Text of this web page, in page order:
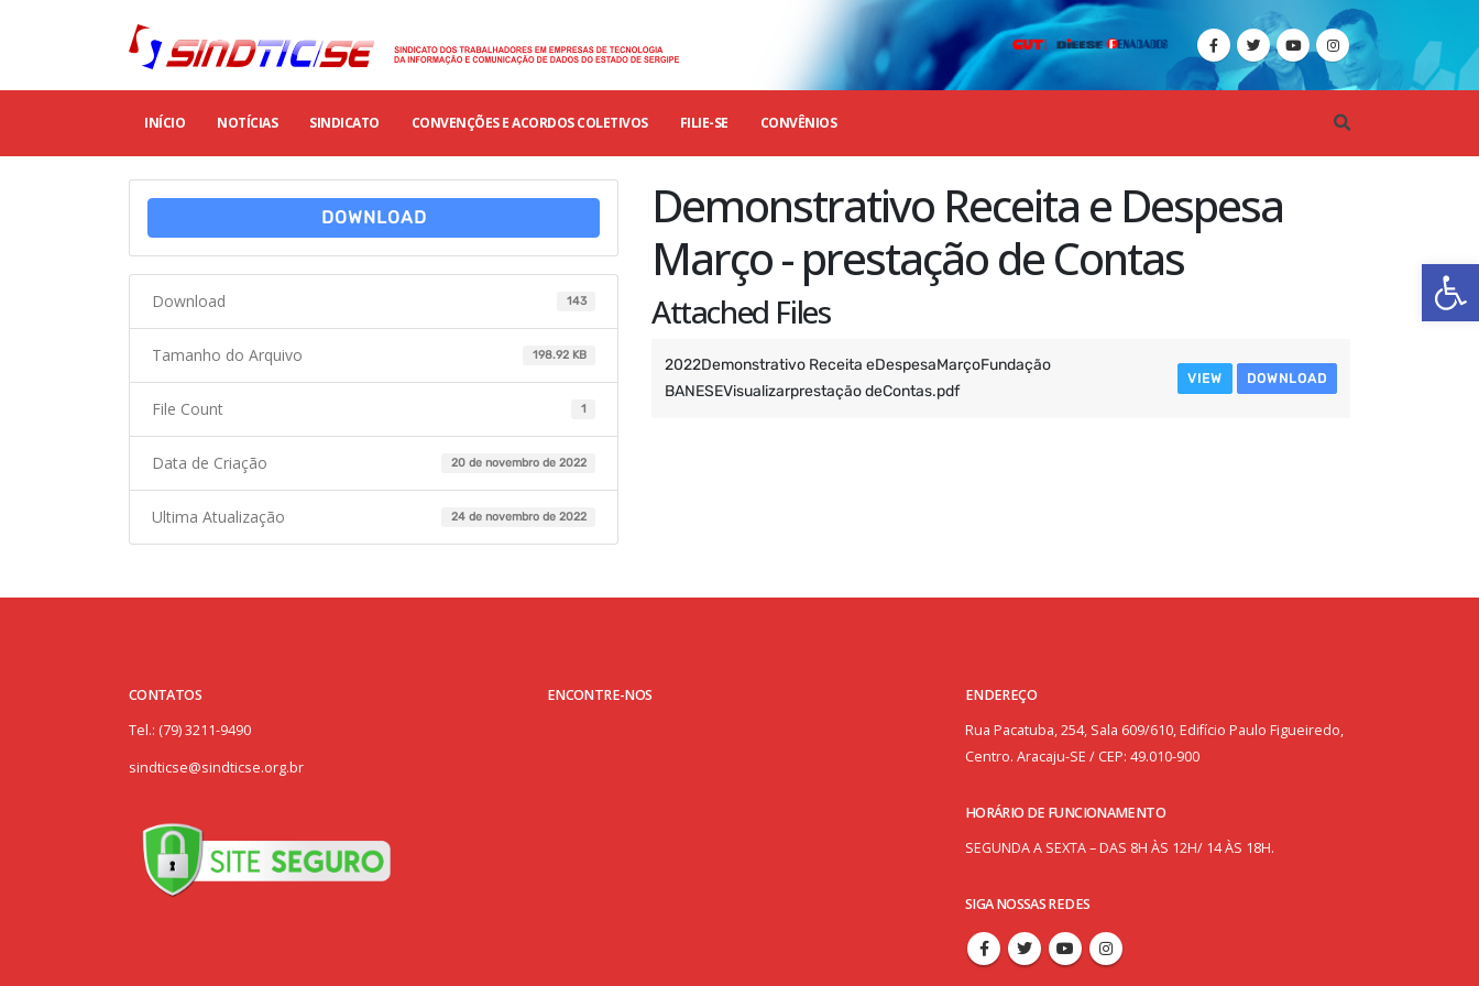
INÍCIO NOTÍCIAS SINDICATO CONVENÇÕES E ACORDOS COLETIVOS FILIE-SE CONVÊNIOS
DOWNLOAD
Download 143
Tamanho do Arquivo 198.92 KB
File Count 1
Data de Criação 20 de novembro de 2022
Ultima Atualização 24 de novembro de 2022
Demonstrativo Receita e Despesa
Março - prestação de Contas
Attached Files
2022Demonstrativo Receita eDespesaMarçoFundação
BANESEVisualizarprestação deContas.pdf
VIEW DOWNLOAD
CONTATOS
Tel.: (79) 3211-9490
sindticse@sindticse.org.br
ENCONTRE-NOS
ENDEREÇO
Rua Pacatuba, 254, Sala 609/610, Edifício Paulo Figueiredo,
Centro. Aracaju-SE / CEP: 49.010-900
HORÁRIO DE FUNCIONAMENTO
SEGUNDA A SEXTA – DAS 8H ÀS 12H/ 14 ÀS 18H.
SIGA NOSSAS REDES